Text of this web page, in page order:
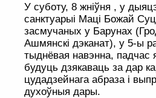
У суботу, 8 жніўня , у
санктуарыі Маці Божай
засмучаных у Барунах
Ашмянскі дэканат), у 5-ы
тыднёвая навэнна, падчас
будуць дзякаваць за дар
цудадзейнага абраза і
духоўныя дары.